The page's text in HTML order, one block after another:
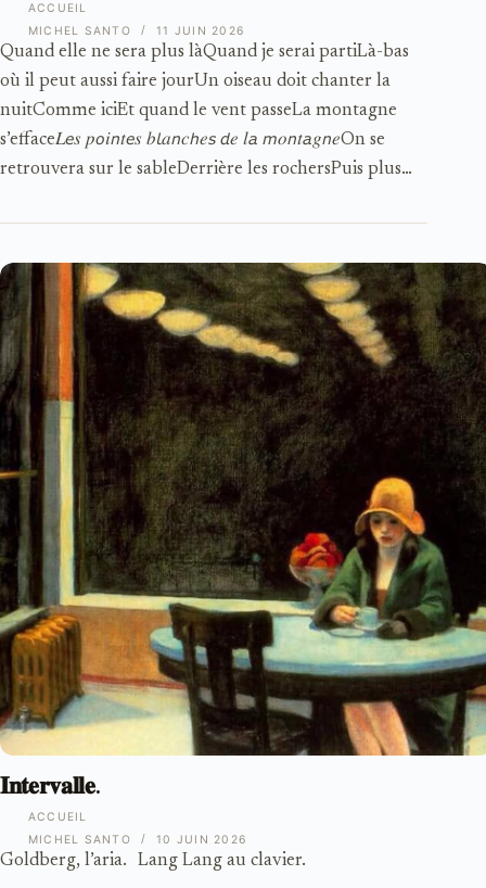
ACCUEIL
Quand elle ne sera plus làQuand je serai partiLà-bas
où il peut aussi faire jourUn oiseau doit chanter la
nuitComme iciEt quand le vent passeLa montagne
s’efface𝐿𝘦𝑠 𝑝𝘰𝑖𝘯𝑡𝘦𝑠 𝑏𝘭𝑎𝘯𝑐𝘩𝑒𝘴 𝘥𝑒 𝑙𝘢 𝘮𝑜𝘯𝑡𝘢𝑔𝘯𝑒On se
retrouvera sur le sableDerrière les rochersPuis plus…
MICHEL SANTO 11 JUIN 2026
ACCUEIL
𝐈𝐧𝐭𝐞𝐫𝐯𝐚𝐥𝐥𝐞.
Goldberg, l’aria. Lang Lang au clavier.
MICHEL SANTO 10 JUIN 2026